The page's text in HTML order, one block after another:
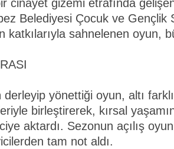
cinayet gizemi etrafında
Belediyesi Çocuk ve Gençlik
katkılarıyla sahnelenen oyun,
derleyip yönettiği oyun, altı
birleştirerek, kırsal
aktardı. Sezonun açılış
tam not aldı.